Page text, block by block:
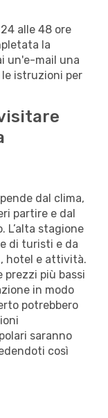
alle 48 ore
la
un'e-mail una
istruzioni per
dal clima,
partire e dal
L’alta stagione
di turisti e da
hotel e attività.
prezzi più bassi
in modo
potrebbero
saranno
così